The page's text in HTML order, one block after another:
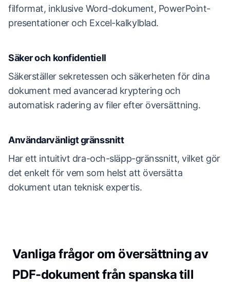
filformat, inklusive Word-dokument, PowerPoint-
presentationer och Excel-kalkylblad.
Säker och konfidentiell
Säkerställer sekretessen och säkerheten för dina
dokument med avancerad kryptering och
automatisk radering av filer efter översättning.
Användarvänligt gränssnitt
Har ett intuitivt dra-och-släpp-gränssnitt, vilket gör
det enkelt för vem som helst att översätta
dokument utan teknisk expertis.
Vanliga frågor om översättning av
PDF-dokument från spanska till